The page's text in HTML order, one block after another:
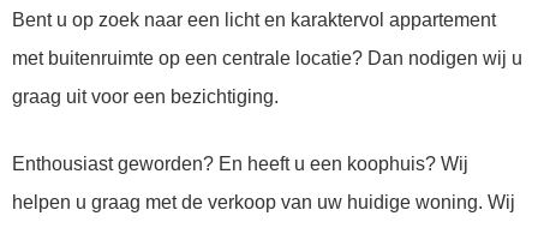
Bent u op zoek naar een licht en karaktervol appartement
met buitenruimte op een centrale locatie? Dan nodigen wij u
graag uit voor een bezichtiging.
Enthousiast geworden? En heeft u een koophuis? Wij
helpen u graag met de verkoop van uw huidige woning. Wij